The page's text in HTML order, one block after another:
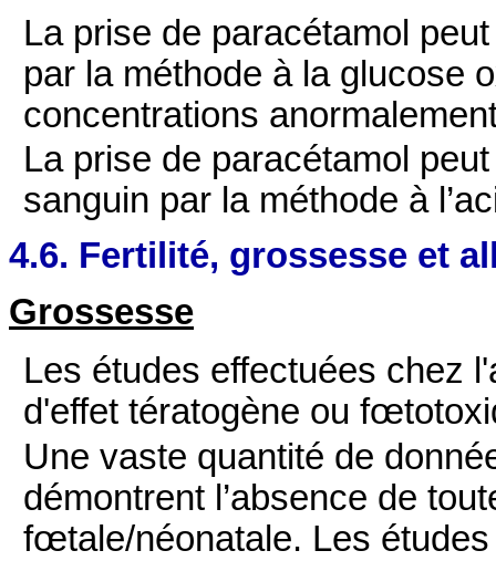
La prise de paracétamol
par la méthode à la glucose
concentrations
La prise de paracétamol
sanguin par la méthode à
4.6. Fertilité, grossesse et
Grossesse
Les études effectuées chez
d'effet tératogène ou
Une vaste quantité de
démontrent l’absence de
fœtale/néonatale. Les